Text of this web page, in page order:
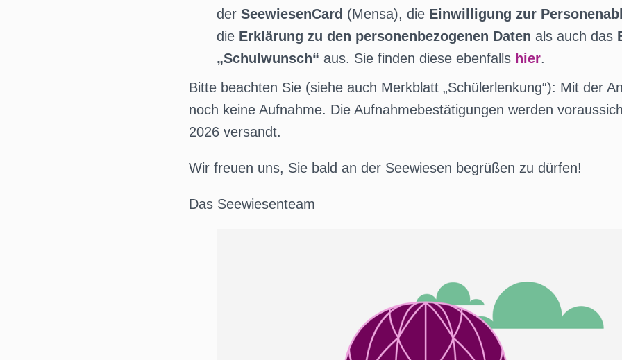
der SeewiesenCard (Mensa), die Einwilligung zur
die Erklärung zu den personenbezogenen Daten als auch das
„Schulwunsch“ aus. Sie finden diese ebenfalls hier.
Bitte beachten Sie (siehe auch Merkblatt „Schülerlenkung“): Mit der
noch keine Aufnahme. Die Aufnahmebestätigungen werden
2026 versandt.
Wir freuen uns, Sie bald an der Seewiesen begrüßen zu dürfen!
Das Seewiesenteam